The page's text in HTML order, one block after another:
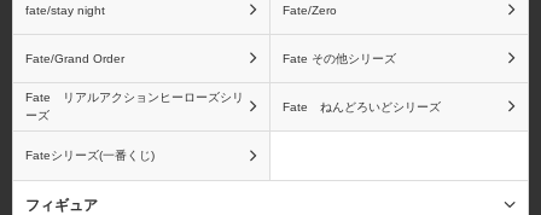
fate/stay night Fate/Zero
Fate/Grand Order Fate その他シリーズ
Fate リアルアクションヒーローズシリ
ーズ
Fate ねんどろいどシリーズ
Fateシリーズ(一番くじ)
フィギュア